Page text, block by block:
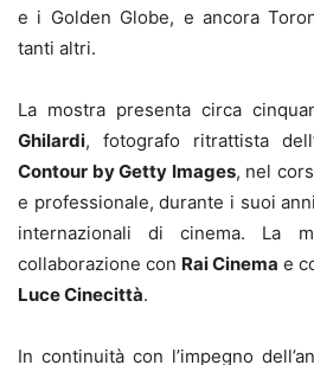
e i Golden Globe, e ancora
tanti altri.
La mostra presenta circa
Ghilardi, fotografo ritrattista
Contour by Getty Images, nel
e professionale, durante i suoi
internazionali di cinema. La
collaborazione con Rai Cinema e
Luce Cinecittà.
In continuità con l’impegno